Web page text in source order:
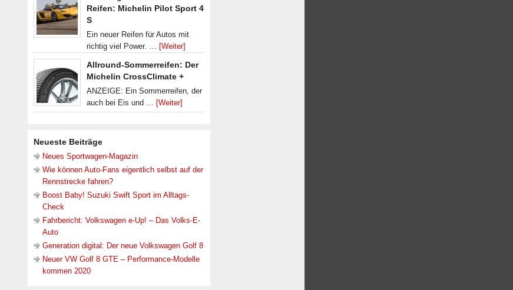
Reifen: Michelin Pilot Sport 4
S
Ein neuer Reifen für Autos mit
richtig viel Power. … [Weiter]
Allround-Sommerreifen: Der
Michelin CrossClimate +
ANZEIGE: Ein Sommerreifen, der
auch bei Eis und … [Weiter]
Neueste Beiträge
Neues Sportwagen-Magazin
Wie können Auto-Fans eigentlich selbst auf der
Rennstrecke fahren?
Boost Baby! Suzuki Swift Sport im Alltags-
Check
Fahrbericht: Volkswagen e-Up! – Das Volks-E-
Auto
Generation digital: Der neue Volkswagen Golf 8
Neuer VW Golf 8 GTE – Performance-Modelle
kommen 2020